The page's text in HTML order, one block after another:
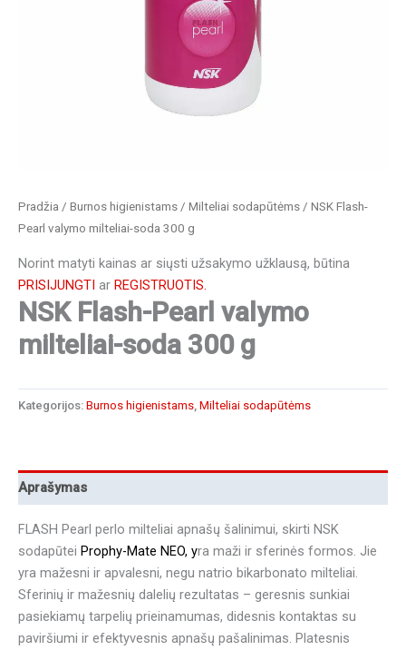
Pradžia / Burnos higienistams / Milteliai sodapūtėms / NSK Flash-
Pearl valymo milteliai-soda 300 g
Norint matyti kainas ar siųsti užsakymo užklausą, būtina
PRISIJUNGTI ar REGISTRUOTIS.
NSK Flash-Pearl valymo
milteliai-soda 300 g
Kategorijos: Burnos higienistams, Milteliai sodapūtėms
Aprašymas
FLASH Pearl perlo milteliai apnašų šalinimui, skirti NSK
sodapūtei Prophy-Mate NEO, yra maži ir sferinės formos. Jie
yra mažesni ir apvalesni, negu natrio bikarbonato milteliai.
Sferinių ir mažesnių dalelių rezultatas – geresnis sunkiai
pasiekiamų tarpelių prieinamumas, didesnis kontaktas su
paviršiumi ir efektyvesnis apnašų pašalinimas. Platesnis